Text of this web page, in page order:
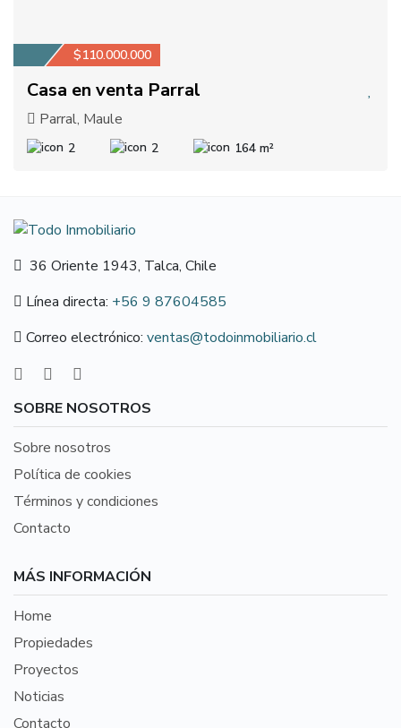
$110.000.000
Casa en venta Parral
Parral, Maule
2 2 164 m²
36 Oriente 1943, Talca, Chile
Línea directa: +56 9 87604585
Correo electrónico: ventas@todoinmobiliario.cl
SOBRE NOSOTROS
Sobre nosotros
Política de cookies
Términos y condiciones
Contacto
MÁS INFORMACIÓN
Home
Propiedades
Proyectos
Noticias
Contacto